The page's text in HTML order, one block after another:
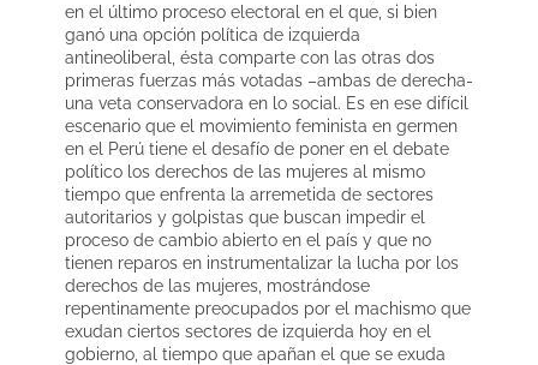
en el último proceso electoral en el que, si bien
ganó una opción política de izquierda
antineoliberal, ésta comparte con las otras dos
primeras fuerzas más votadas –ambas de derecha-
una veta conservadora en lo social. Es en ese difícil
escenario que el movimiento feminista en germen
en el Perú tiene el desafío de poner en el debate
político los derechos de las mujeres al mismo
tiempo que enfrenta la arremetida de sectores
autoritarios y golpistas que buscan impedir el
proceso de cambio abierto en el país y que no
tienen reparos en instrumentalizar la lucha por los
derechos de las mujeres, mostrándose
repentinamente preocupados por el machismo que
exudan ciertos sectores de izquierda hoy en el
gobierno, al tiempo que apañan el que se exuda